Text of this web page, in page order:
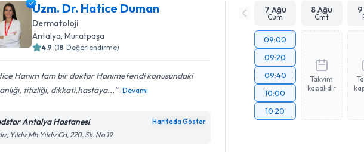
Uzm. Dr. Hatice Duman
Dermatoloji
Antalya,Muratpaşa
4.9 (18 Değerlendirme)
Hanım tam bir doktor Hanımefendi konusundaki
titizliği, dikkati,hastaya...
Devamı
Antalya Hastanesi Haritada Göster
Yıldız Mh Yıldız Cd, 220. Sk. No 19
7 Ağu
Cum
8 Ağu
Cmt
09:00
09:20
09:40
10:00
10:20
Takvim
kapalıdır